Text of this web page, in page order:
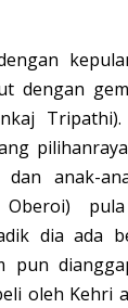
dengan
dan anak-
dia ada
pun
oleh Kehri